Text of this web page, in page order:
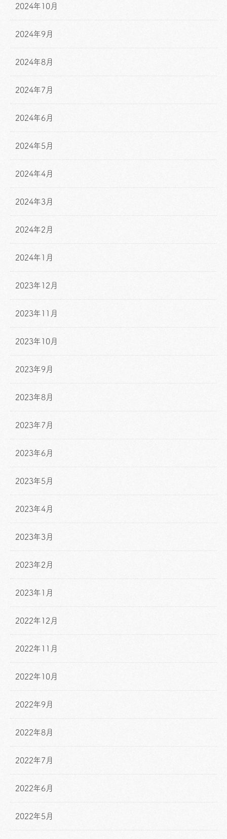
2024年10月
2024年9月
2024年8月
2024年7月
2024年6月
2024年5月
2024年4月
2024年3月
2024年2月
2024年1月
2023年12月
2023年11月
2023年10月
2023年9月
2023年8月
2023年7月
2023年6月
2023年5月
2023年4月
2023年3月
2023年2月
2023年1月
2022年12月
2022年11月
2022年10月
2022年9月
2022年8月
2022年7月
2022年6月
2022年5月